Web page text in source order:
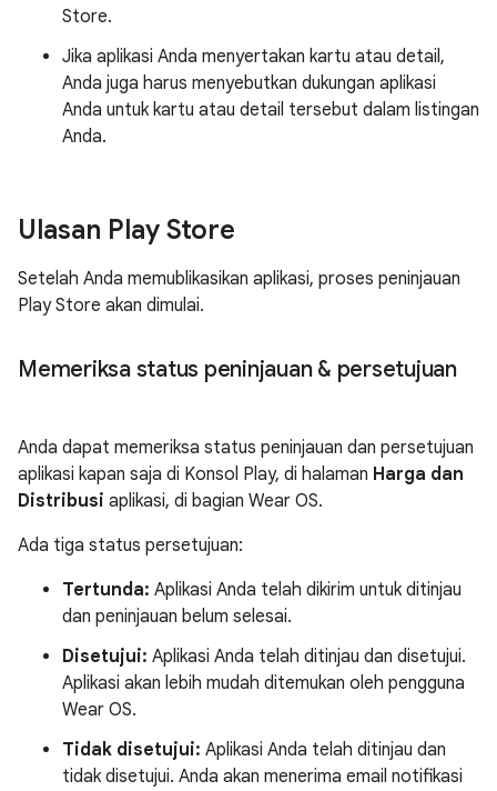
Store.
Jika aplikasi Anda menyertakan kartu atau detail,
Anda juga harus menyebutkan dukungan aplikasi
Anda untuk kartu atau detail tersebut dalam listingan
Anda.
Ulasan Play Store
Setelah Anda memublikasikan aplikasi, proses peninjauan
Play Store akan dimulai.
Memeriksa status peninjauan & persetujuan
Anda dapat memeriksa status peninjauan dan persetujuan
aplikasi kapan saja di Konsol Play, di halaman Harga dan
Distribusi aplikasi, di bagian Wear OS.
Ada tiga status persetujuan:
Tertunda: Aplikasi Anda telah dikirim untuk ditinjau
dan peninjauan belum selesai.
Disetujui: Aplikasi Anda telah ditinjau dan disetujui.
Aplikasi akan lebih mudah ditemukan oleh pengguna
Wear OS.
Tidak disetujui: Aplikasi Anda telah ditinjau dan
tidak disetujui. Anda akan menerima email notifikasi